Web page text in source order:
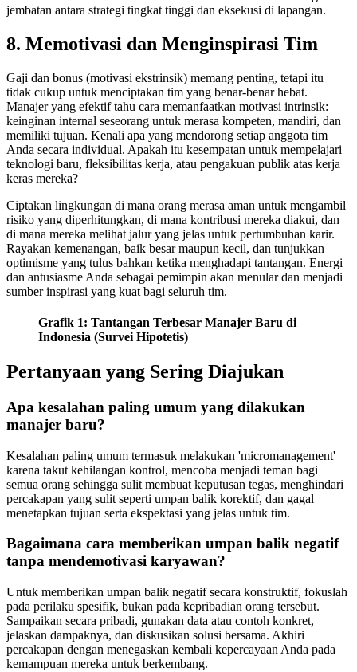
jembatan antara strategi tingkat tinggi dan eksekusi di lapangan.
8. Memotivasi dan Menginspirasi Tim
Gaji dan bonus (motivasi ekstrinsik) memang penting, tetapi itu
tidak cukup untuk menciptakan tim yang benar-benar hebat.
Manajer yang efektif tahu cara memanfaatkan motivasi intrinsik:
keinginan internal seseorang untuk merasa kompeten, mandiri, dan
memiliki tujuan. Kenali apa yang mendorong setiap anggota tim
Anda secara individual. Apakah itu kesempatan untuk mempelajari
teknologi baru, fleksibilitas kerja, atau pengakuan publik atas kerja
keras mereka?
Ciptakan lingkungan di mana orang merasa aman untuk mengambil
risiko yang diperhitungkan, di mana kontribusi mereka diakui, dan
di mana mereka melihat jalur yang jelas untuk pertumbuhan karir.
Rayakan kemenangan, baik besar maupun kecil, dan tunjukkan
optimisme yang tulus bahkan ketika menghadapi tantangan. Energi
dan antusiasme Anda sebagai pemimpin akan menular dan menjadi
sumber inspirasi yang kuat bagi seluruh tim.
Grafik 1: Tantangan Terbesar Manajer Baru di
Indonesia (Survei Hipotetis)
Pertanyaan yang Sering Diajukan
Apa kesalahan paling umum yang dilakukan
manajer baru?
Kesalahan paling umum termasuk melakukan 'micromanagement'
karena takut kehilangan kontrol, mencoba menjadi teman bagi
semua orang sehingga sulit membuat keputusan tegas, menghindari
percakapan yang sulit seperti umpan balik korektif, dan gagal
menetapkan tujuan serta ekspektasi yang jelas untuk tim.
Bagaimana cara memberikan umpan balik negatif
tanpa mendemotivasi karyawan?
Untuk memberikan umpan balik negatif secara konstruktif, fokuslah
pada perilaku spesifik, bukan pada kepribadian orang tersebut.
Sampaikan secara pribadi, gunakan data atau contoh konkret,
jelaskan dampaknya, dan diskusikan solusi bersama. Akhiri
percakapan dengan menegaskan kembali kepercayaan Anda pada
kemampuan mereka untuk berkembang.